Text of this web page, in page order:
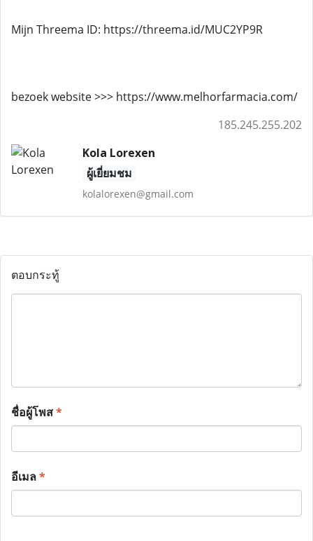
Mijn Threema ID: https://threema.id/MUC2YP9R
bezoek website >>> https://www.melhorfarmacia.com/
185.245.255.202
Kola Lorexen
ผู้เยี่ยมชม
kolalorexen@gmail.com
ตอบกระทู้
ชื่อผู้โพส*
อีเมล*